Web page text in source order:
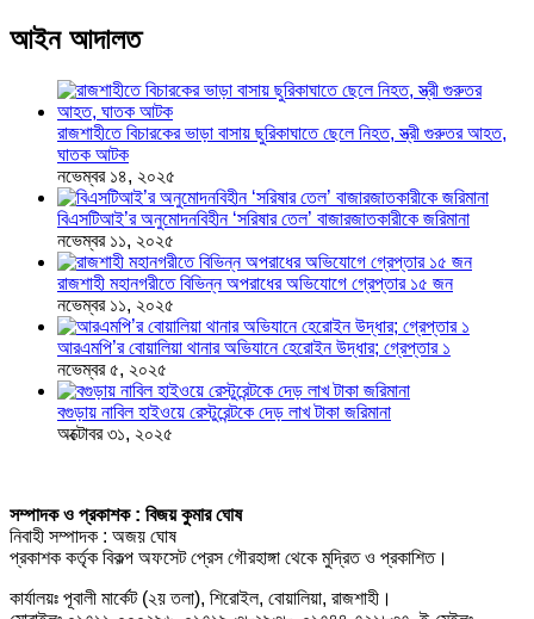
আইন আদালত
রাজশাহীতে বিচারকের ভাড়া বাসায় ছুরিকাঘাতে ছেলে নিহত, স্ত্রী গুরুতর আহত,
ঘাতক আটক
নভেম্বর ১৪, ২০২৫
বিএসটিআই’র অনুমোদনবিহীন ‘সরিষার তেল’ বাজারজাতকারীকে জরিমানা
নভেম্বর ১১, ২০২৫
রাজশাহী মহানগরীতে বিভিন্ন অপরাধের অভিযোগে গ্রেপ্তার ১৫ জন
নভেম্বর ১১, ২০২৫
আরএমপি’র বোয়ালিয়া থানার অভিযানে হেরোইন উদ্ধার; গ্রেপ্তার ১
নভেম্বর ৫, ২০২৫
বগুড়ায় নাবিল হাইওয়ে রেস্টুরেন্টকে দেড় লাখ টাকা জরিমানা
অক্টোবর ৩১, ২০২৫
সম্পাদক ও প্রকাশক : বিজয় কুমার ঘোষ
নিবাহী সম্পাদক : অজয় ঘোষ
প্রকাশক কর্তৃক বিকল্প অফসেট প্রেস গৌরহাঙ্গা থেকে মুদ্রিত ও প্রকাশিত।
কার্যালয়ঃ পূবালী মার্কেট (২য় তলা), শিরোইল, বোয়ালিয়া, রাজশাহী।